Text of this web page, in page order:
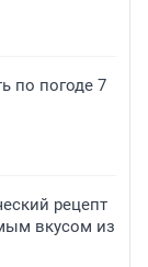
по погоде 7
рецепт
вкусом из